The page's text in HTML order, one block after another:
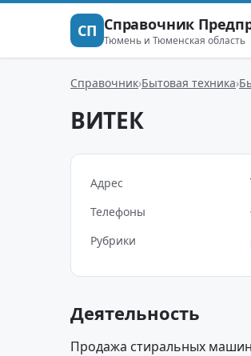
СП Справочник
Тюмень и Тюменская область
Справочник Бытовая техника
ВИТЕК
Адрес
Телефоны
Рубрики
Деятельность
Продажа стиральных